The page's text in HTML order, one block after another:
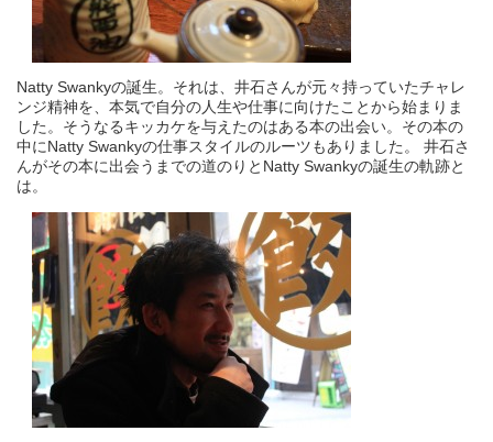
Natty Swankyの誕生。それは、井石さんが元々持っていたチャレ
ンジ精神を、本気で自分の人生や仕事に向けたことから始まりま
した。そうなるキッカケを与えたのはある本の出会い。その本の
中にNatty Swankyの仕事スタイルのルーツもありました。 井石さ
んがその本に出会うまでの道のりとNatty Swankyの誕生の軌跡と
は。